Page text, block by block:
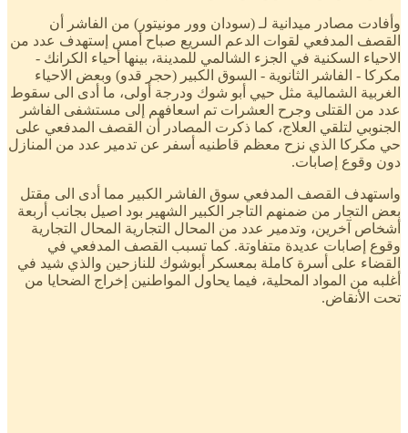
وأفادت مصادر ميدانية لـ (سودان وور مونيتور) من الفاشر أن
القصف المدفعي لقوات الدعم السريع صباح أمس إستهدف عدد من
الاحياء السكنية في الجزء الشالمي للمدينة، بينها أحياء الكرانك -
مكركا - الفاشر الثانوية - السوق الكبير (حجر قدو) وبعض الاحياء
الغربية الشمالية مثل حيي أبو شوك ودرجة أولى، ما أدى الى سقوط
عدد من القتلى وجرح العشرات تم اسعافهم إلى مستشفى الفاشر
الجنوبي لتلقي العلاج، كما ذكرت المصادر أن القصف المدفعي على
حي مكركا الذي نزح معظم قاطنيه أسفر عن تدمير عدد من المنازل
دون وقوع إصابات.
واستهدف القصف المدفعي سوق الفاشر الكبير مما أدى الى مقتل
بعض التجار من ضمنهم التاجر الكبير الشهير بود اصيل بجانب أربعة
أشخاص آخرين، وتدمير عدد من المحال التجارية المحال التجارية
وقوع إصابات عديدة متفاوتة. كما تسبب القصف المدفعي في
القضاء على أسرة كاملة بمعسكر أبوشوك للنازحين والذي شيد في
أغلبه من المواد المحلية، فيما يحاول المواطنين إخراج الضحايا من
تحت الأنقاض.